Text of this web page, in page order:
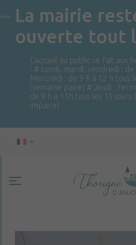
La mairie
ouverte tout
L'accueil au public se fait aux
: # Lundi, mardi, vendredi :
Mercredi : de 9 h à 12 h tous
(semaine paire) # Jeudi :
de 9 h à 11h tous les 15 jours
impaire)